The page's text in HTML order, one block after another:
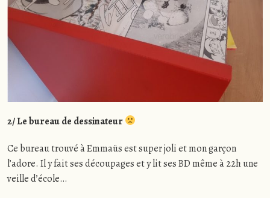
2/ Le bureau de dessinateur
Ce bureau trouvé à Emmaüs est super joli et mon garçon
l’adore. Il y fait ses découpages et y lit ses BD même à 22h une
veille d’école…